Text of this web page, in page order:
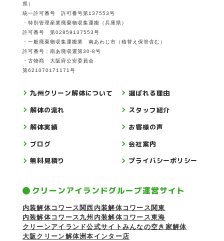
県）
統一許可番号 許可番号第137553号
・特別管理産業廃棄物収集運搬（兵庫県）
許可番号 第02859137553号
・一般廃棄物収集運搬業 南あわじ市（積替え保管含む）
許可番号：南あ廃収運第30-8号
・古物商 大阪府公安委員会
第621070171171号
九州クリーン解体について
選ばれる理由
解体の流れ
スタッフ紹介
解体実績
お客様の声
ブログ
会社案内
無料見積り
プライバシーポリシー
クリーンアイランドグループ運営サイト
内装解体コワース関西 内装解体コワース関東
内装解体コワース九州 内装解体コワース東海
クリーンアイランド公式サイト みんなの空き家解体
大阪クリーン解体洲本インター店